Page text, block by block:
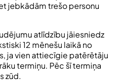
jebkādām trešo personu
atlīdzību jāiesniedz
12 mēnešu laikā no
ja vien attiecīgie patērētāju
termiņu. Pēc šī termiņa
zūd.